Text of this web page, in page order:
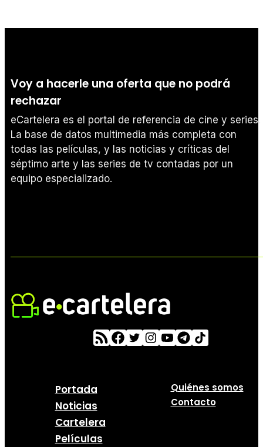
Voy a hacerle una oferta que no podrá
rechazar
eCartelera es el portal de referencia de cine y series.
La base de datos multimedia más completa con
todas las películas, y las noticias y críticas del
séptimo arte y las series de tv contadas por un
equipo especializado.
Portada
Noticias
Cartelera
Películas
Quiénes somos
Contacto